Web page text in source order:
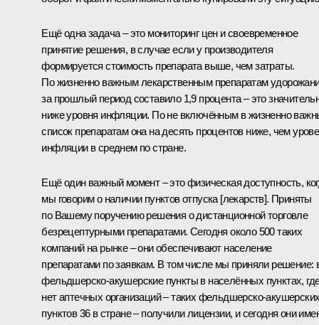
Ещё одна задача – это мониторинг цен и своевременное
принятие решения, в случае если у производителя
формируется стоимость препарата выше, чем затраты.
По жизненно важным лекарственным препаратам
за прошлый период составило 1,9 процента – это
ниже уровня инфляции. По не включённым в жизненно
список препаратам она на десять процентов ниже, чем
инфляции в среднем по стране.
Ещё один важный момент – это физическая доступность,
мы говорим о наличии пунктов отпуска [лекарств]. Приняты
по Вашему поручению решения о дистанционной торговле
безрецептурными препаратами. Сегодня около 500 таких
компаний на рынке – они обеспечивают население
препаратами по заявкам. В том числе мы приняли решение:
фельдшерско-акушерские пункты в населённых пунктах,
нет аптечных организаций – таких фельдшерско-
пунктов 36 в стране – получили лицензии, и сегодня они